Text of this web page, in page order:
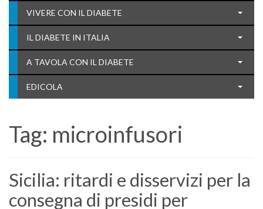
VIVERE CON IL DIABETE
IL DIABETE IN ITALIA
A TAVOLA CON IL DIABETE
EDICOLA
Tag: microinfusori
Sicilia: ritardi e disservizi per la
consegna di presidi per